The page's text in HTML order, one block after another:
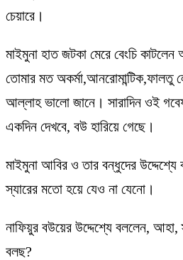
চেয়ারে।
মাইমুনা হাত জটকা মেরে বেংচি
তোমার মত অকর্মা,আনরোমান্টিক,ফালতু
আল্লাহ ভালো জানে। সারাদিন ওই
একদিন দেখবে, বউ হারিয়ে গেছে।
মাইমুনা আবির ও তার বন্ধুদের
স্যারের মতো হয়ে যেও না যেনো।
নাফিয়ুর বউয়ের উদ্দেশ্যে বললেন, আহা,
বলছ?